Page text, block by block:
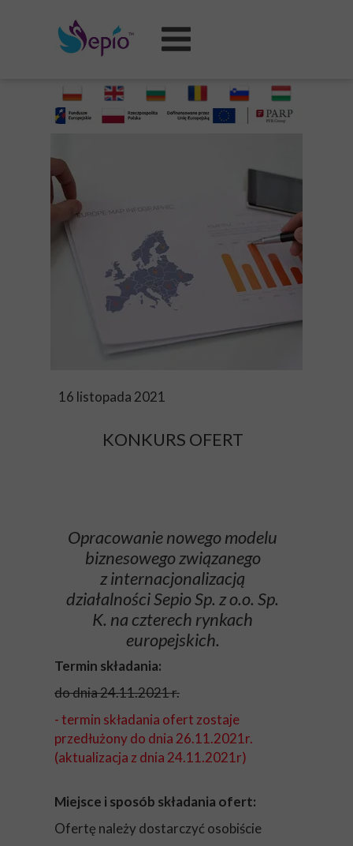
Miejsce i sposób składania ofert:
Ofertę należy dostarczyć osobiście
Termin składania:
do dnia 24.11.2021 r.
- termin składania ofert zostaje
przedłużony do dnia 26.11.2021r.
(aktualizacja z dnia 24.11.2021r)
16 listopada 2021
KONKURS OFERT
Opracowanie nowego modelu
biznesowego związanego
z internacjonalizacją
działalności Sepio Sp. z o.o. Sp.
K. na czterech rynkach
europejskich.